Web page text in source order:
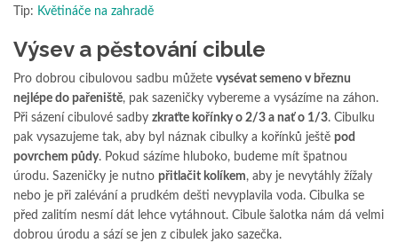
Tip: Květináče na zahradě
Výsev a pěstování cibule
Pro dobrou cibulovou sadbu můžete vysévat semeno v březnu
nejlépe do pařeniště, pak sazeničky vybereme a vysázíme na záhon.
Při sázení cibulové sadby zkraťte kořínky o 2/3 a nať o 1/3. Cibulku
pak vysazujeme tak, aby byl náznak cibulky a kořínků ještě pod
povrchem půdy. Pokud sázíme hluboko, budeme mít špatnou
úrodu. Sazeničky je nutno přitlačit kolíkem, aby je nevytáhly žížaly
nebo je při zalévání a prudkém dešti nevyplavila voda. Cibulka se
před zalitím nesmí dát lehce vytáhnout. Cibule šalotka nám dá velmi
dobrou úrodu a sází se jen z cibulek jako sazečka.